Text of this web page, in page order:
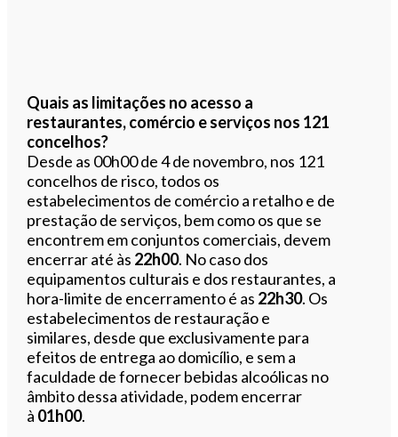
Quais as limitações no acesso a
restaurantes, comércio e serviços nos 121
concelhos?
Desde as 00h00 de 4 de novembro, nos 121
concelhos de risco, todos os
estabelecimentos de comércio a retalho e de
prestação de serviços, bem como os que se
encontrem em conjuntos comerciais, devem
encerrar até às 22h00. No caso dos
equipamentos culturais e dos restaurantes, a
hora-limite de encerramento é as 22h30. Os
estabelecimentos de restauração e
similares, desde que exclusivamente para
efeitos de entrega ao domicílio, e sem a
faculdade de fornecer bebidas alcoólicas no
âmbito dessa atividade, podem encerrar
à 01h00.